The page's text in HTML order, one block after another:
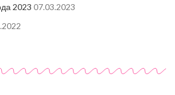
2023 07.03.2023